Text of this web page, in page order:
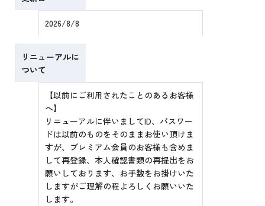
2026/8/8
リニューアルに
ついて
【以前にご利用されたことのあるお客様
へ】
リニューアルに伴いましてID、パスワー
ドは以前のものをそのままお使い頂けま
すが、プレミアム会員のお客様も含めま
して再登録、本人確認書類の再提出をお
願いしております、お手数をお掛けいた
しますがご理解の程よろしくお願いいた
します。